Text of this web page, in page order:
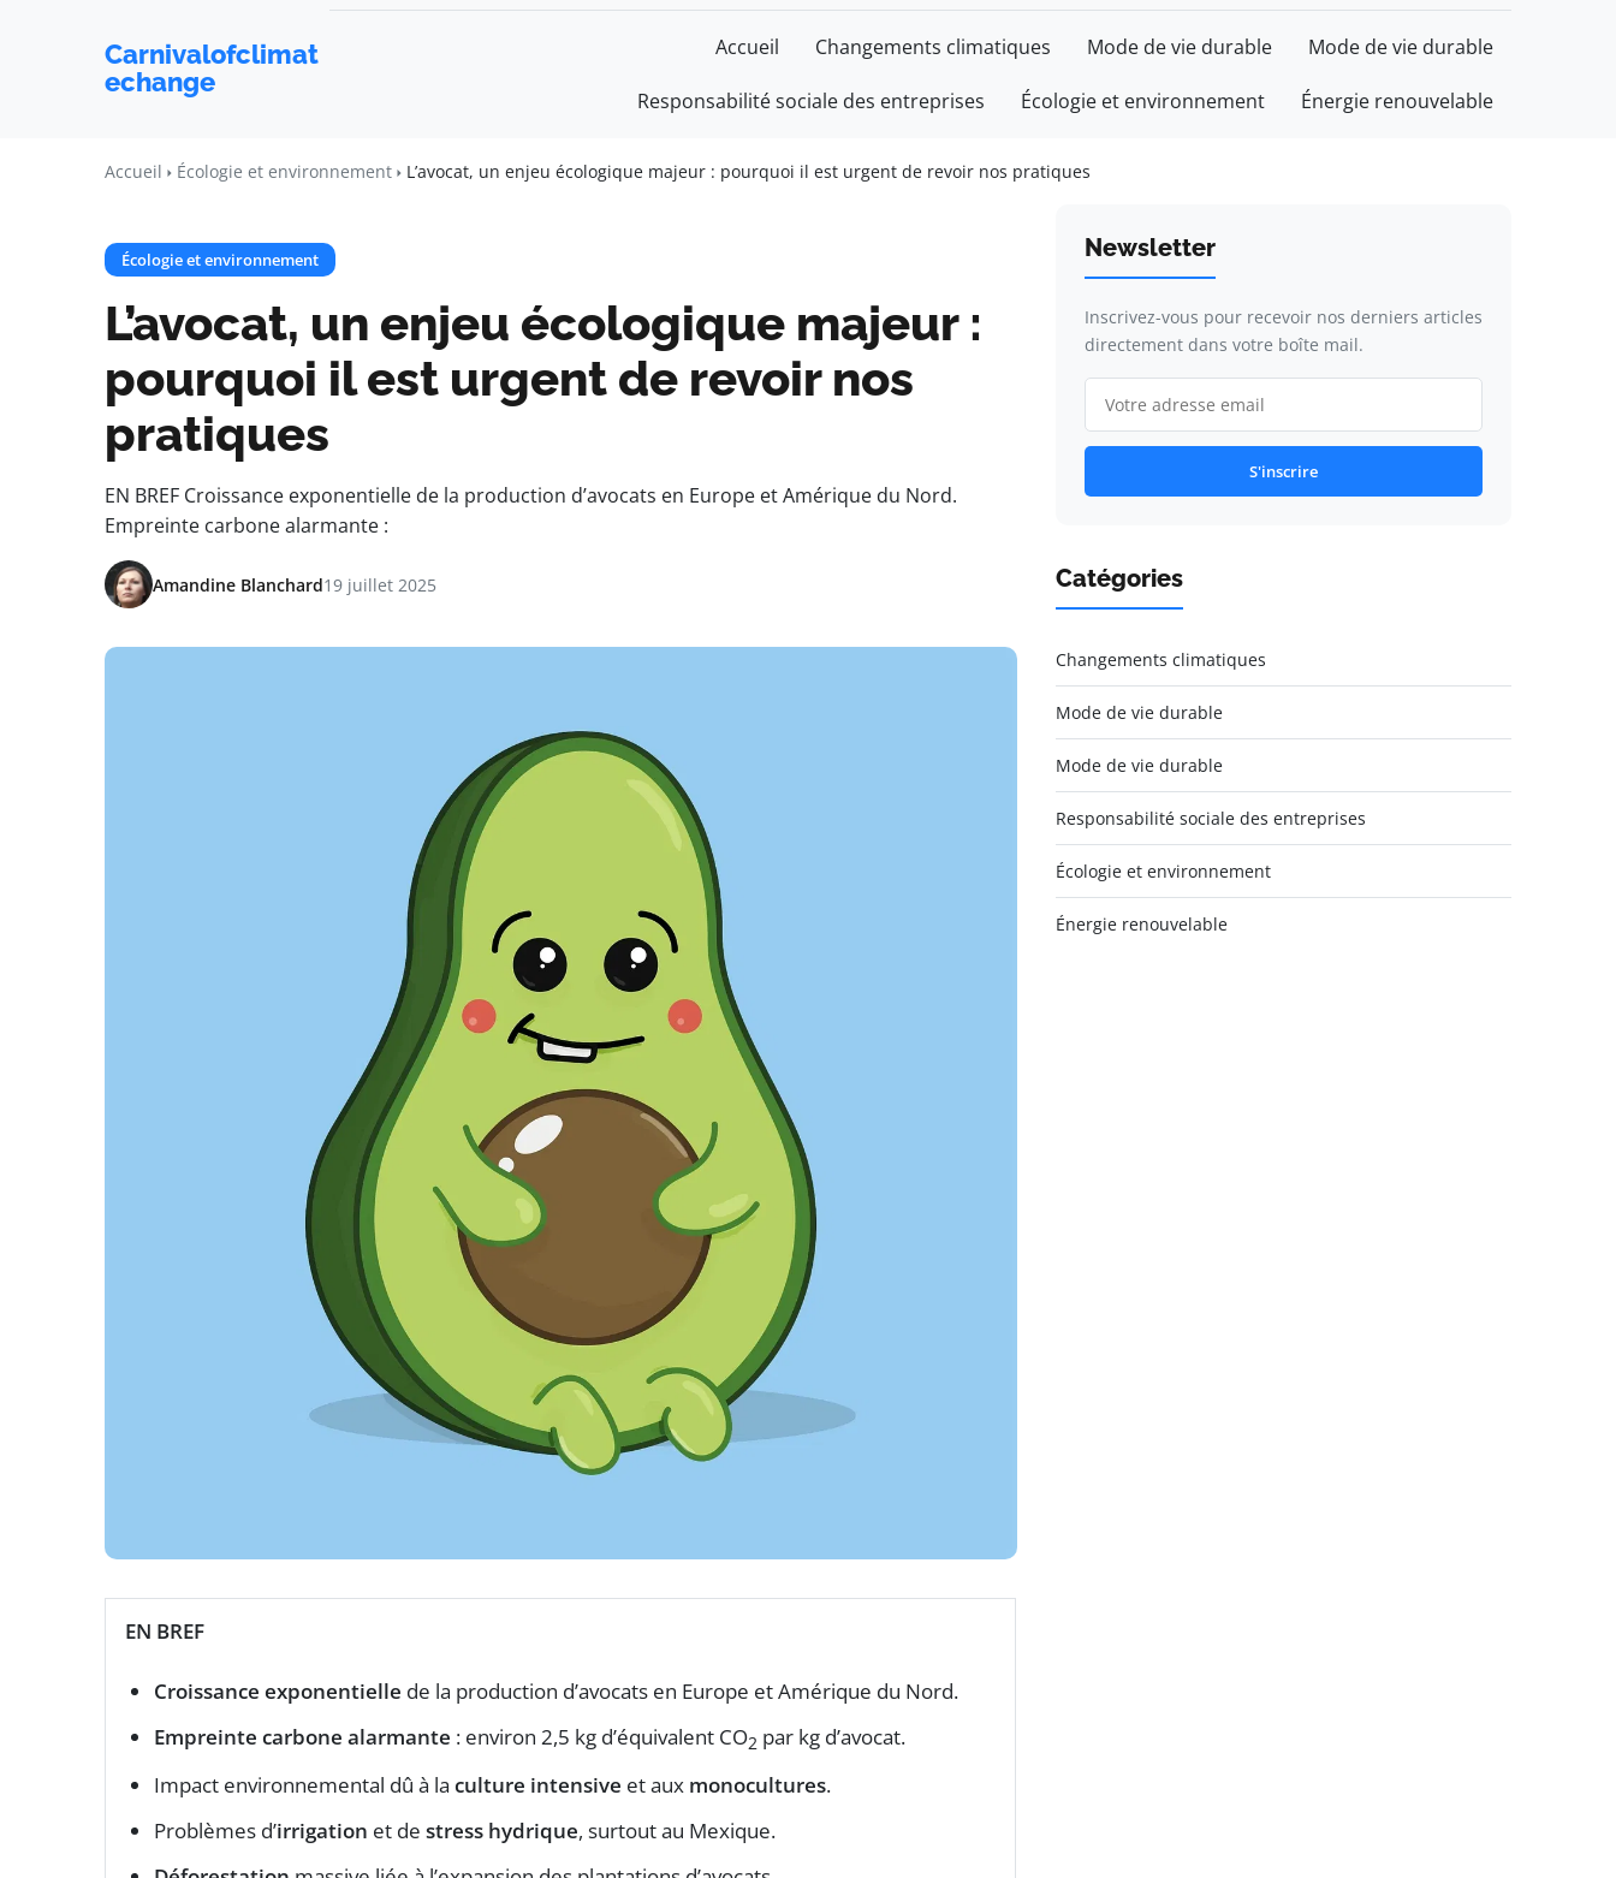
Carnivalofclimat
echange
Accueil Changements climatiques Mode de vie durable Mode de vie durable
Responsabilité sociale des entreprises Écologie et environnement Énergie renouvelable
Accueil Écologie et environnement L’avocat, un enjeu écologique majeur : pourquoi il est urgent de revoir nos pratiques
Écologie et environnement
L’avocat, un enjeu écologique majeur :
pourquoi il est urgent de revoir nos
pratiques
EN BREF Croissance exponentielle de la production d’avocats en Europe et Amérique du Nord.
Empreinte carbone alarmante :
Amandine Blanchard19 juillet 2025
EN BREF
Croissance exponentielle de la production d’avocats en Europe et Amérique du Nord.
Empreinte carbone alarmante : environ 2,5 kg d’équivalent CO2 par kg d’avocat.
Impact environnemental dû à la culture intensive et aux monocultures.
Problèmes d’irrigation et de stress hydrique, surtout au Mexique.
Newsletter
Inscrivez-vous pour recevoir nos derniers articles
directement dans votre boîte mail.
S'inscrire
Catégories
Changements climatiques
Mode de vie durable
Mode de vie durable
Responsabilité sociale des entreprises
Écologie et environnement
Énergie renouvelable